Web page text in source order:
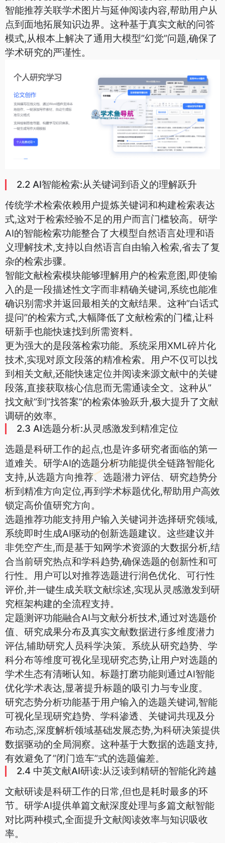
智能推荐关联学术图片与延伸阅读内容,帮助用户从
点到面地拓展知识边界。这种基于真实文献的问答
模式,从根本上解决了通用大模型”幻觉”问题,确保了
学术研究的严谨性。
2.2 AI智能检索:从关键词到语义的理解跃升
传统学术检索依赖用户提炼关键词和构建检索表达
式,这对于检索经验不足的用户而言门槛较高。研学
AI的智能检索功能整合了大模型自然语言处理和语
义理解技术,支持以自然语言自由输入检索,省去了复
杂的检索步骤。
智能文献检索模块能够理解用户的检索意图,即使输
入的是一段描述性文字而非精确关键词,系统也能准
确识别需求并返回最相关的文献结果。这种”白话式
提问”的检索方式,大幅降低了文献检索的门槛,让科
研新手也能快速找到所需资料。
更为强大的是段落检索功能。系统采用XML碎片化
技术,实现对原文段落的精准检索。用户不仅可以找
到相关文献,还能快速定位并阅读来源文献中的关键
段落,直接获取核心信息而无需通读全文。这种从”
找文献”到”找答案”的检索体验跃升,极大提升了文献
调研的效率。
2.3 AI选题分析:从灵感激发到精准定位
选题是科研工作的起点,也是许多研究者面临的第一
道难关。研学AI的选题分析功能提供全链路智能化
支持,从选题方向推荐、选题潜力评估、研究趋势分
析到精准方向定位,再到学术标题优化,帮助用户高效
锁定高价值研究方向。
选题推荐功能支持用户输入关键词并选择研究领域,
系统即时生成AI驱动的创新选题建议。这些建议并
非凭空产生,而是基于知网学术资源的大数据分析,结
合当前研究热点和学科趋势,确保选题的创新性和可
行性。用户可以对推荐选题进行润色优化、可行性
评价,并一键生成关联文献综述,实现从灵感激发到研
究框架构建的全流程支持。
定题测评功能融合AI与文献分析技术,通过对选题价
值、研究成果分布及真实文献数据进行多维度潜力
评估,辅助研究人员科学决策。系统从研究趋势、学
科分布等维度可视化呈现研究态势,让用户对选题的
学术生态有清晰认知。标题打磨功能则通过AI智能
优化学术表达,显著提升标题的吸引力与专业度。
研究态势分析功能基于用户输入的选题关键词,智能
可视化呈现研究趋势、学科渗透、关键词共现及分
布动态,深度解析领域基础发展态势,为科研决策提供
数据驱动的全局洞察。这种基于大数据的选题支持,
有效避免了”闭门造车”式的选题偏差。
2.4 中英文献AI研读:从泛读到精研的智能化跨越
文献研读是科研工作的日常,但也是耗时最多的环
节。研学AI提供单篇文献深度处理与多篇文献智能
对比两种模式,全面提升文献阅读效率与知识吸收
率。